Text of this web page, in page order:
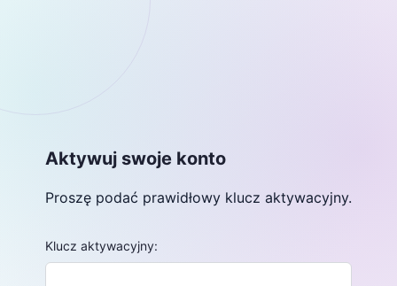
Aktywuj swoje konto
Proszę podać prawidłowy klucz aktywacyjny.
Klucz aktywacyjny: